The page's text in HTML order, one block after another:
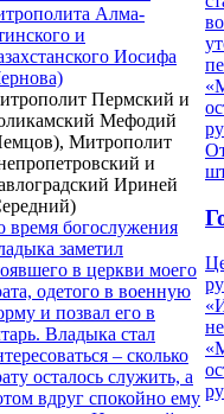
Алма-
и
Иосифа
Пермский и
Мефодий
Митрополит
и
Ириней
время богослужения
заметил
в церкви моего
одетого в военную
и позвал его в
Владыка стал
– сколько
осталось служить, а
вдруг спокойно ему